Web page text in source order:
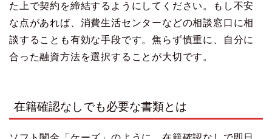
た上で契約を締結するようにしてください。もし不安
な点があれば、消費生活センターなどの相談窓口に相
談することも有効な手段です。焦らず慎重に、自分に
合った融資方法を選択することが大切です。
在籍確認なしでも必要な書類とは